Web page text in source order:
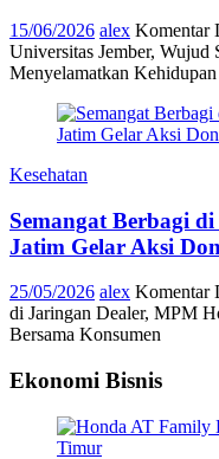
15/06/2026 alex Komentar
Universitas Jember, Wujud
Menyelamatkan Kehidupan
Kesehatan
Semangat Berbagi
Jatim Gelar Aksi
25/05/2026 alex Komentar
di Jaringan Dealer, MPM
Bersama Konsumen
Ekonomi Bisnis